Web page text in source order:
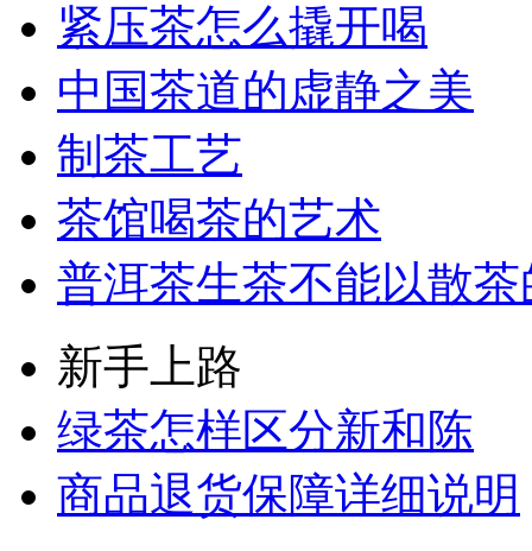
紧压茶怎么撬开喝
中国茶道的虚静之美
制茶工艺
茶馆喝茶的艺术
普洱茶生茶不能以散
新手上路
绿茶怎样区分新和陈
商品退货保障详细说明